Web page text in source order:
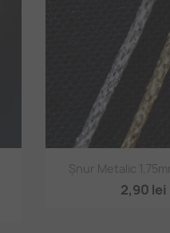

Șnur Metalic
2,90 lei